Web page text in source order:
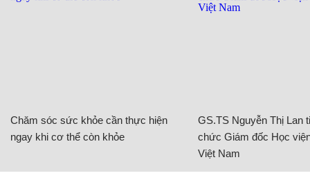
Chăm sóc sức khỏe cần thực hiện
ngay khi cơ thể còn khỏe
GS.TS Nguyễn Thị Lan
chức Giám đốc Học
Việt Nam